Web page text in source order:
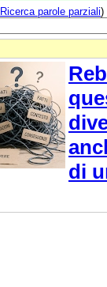
Ricerca parole parziali)
di